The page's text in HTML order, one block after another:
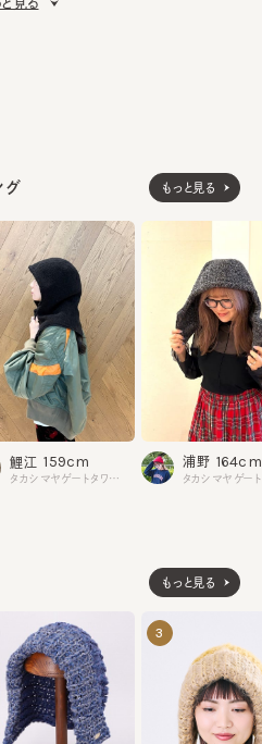
お勧めしております。
もっと見る
3
グ もっと見る
鯉江 159cm
タカシマヤゲートタワーモール
浦野 164cm